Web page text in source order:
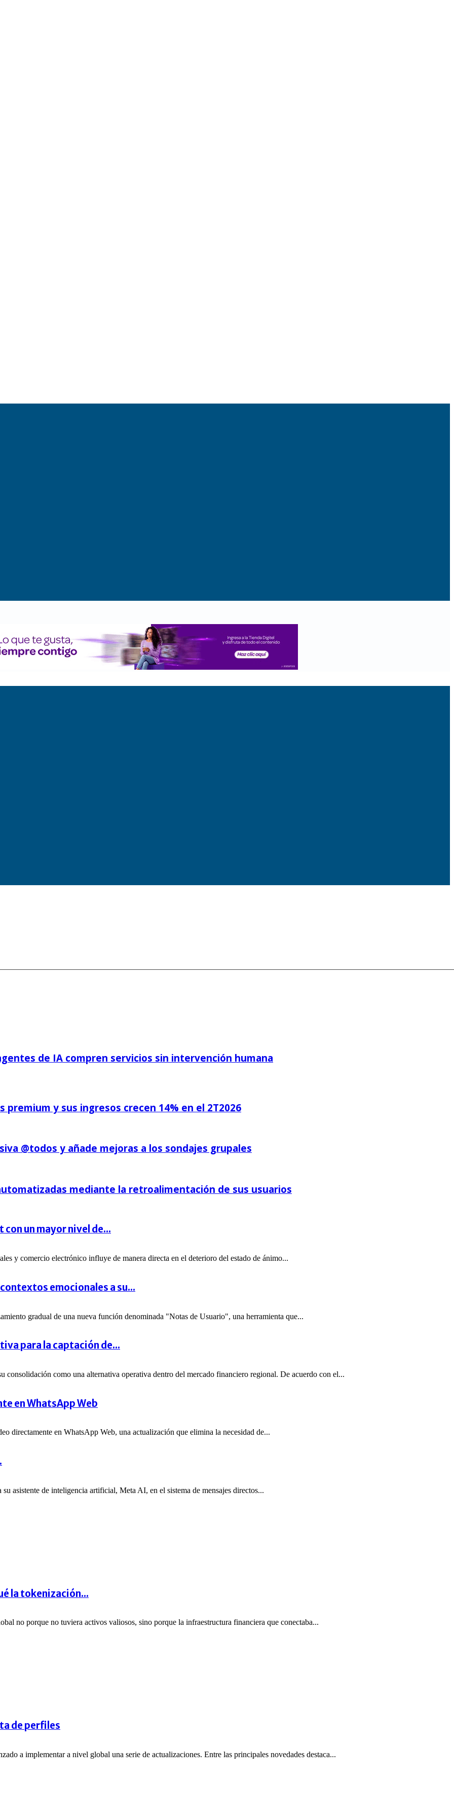
de IA compren servicios sin intervención humana
y sus ingresos crecen 14% en el 2T2026
@todos y añade mejoras a los sondajes grupales
mediante la retroalimentación de sus usuarios
un mayor nivel de...
y comercio electrónico influye de manera directa en el deterioro del estado de ánimo...
emocionales a su...
gradual de una nueva función denominada "Notas de Usuario", una herramienta que...
para la captación de...
consolidación como una alternativa operativa dentro del mercado financiero regional. De acuerdo con el...
en WhatsApp Web
directamente en WhatsApp Web, una actualización que elimina la necesidad de...
asistente de inteligencia artificial, Meta AI, en el sistema de mensajes directos...
la tokenización...
no porque no tuviera activos valiosos, sino porque la infraestructura financiera que conectaba...
de perfiles
a implementar a nivel global una serie de actualizaciones. Entre las principales novedades destaca...